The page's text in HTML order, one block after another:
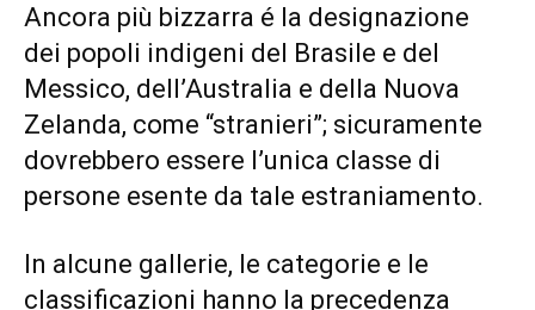
Ancora più bizzarra é la designazione
dei popoli indigeni del Brasile e del
Messico, dell’Australia e della Nuova
Zelanda, come “stranieri”; sicuramente
dovrebbero essere l’unica classe di
persone esente da tale estraniamento.
In alcune gallerie, le categorie e le
classificazioni hanno la precedenza